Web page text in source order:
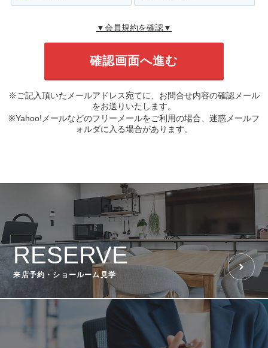
▼会員規約を確認▼
※ご記入頂いたメールアドレス宛てに、お問合せ内容の確認メール
をお送りいたします。
※Yahoo!メールなどのフリーメールをご利用の場合、迷惑メールフ
ォルダに入る場合があります。
RESERVE
来店予約・ショールーム見学